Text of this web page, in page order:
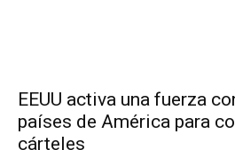
EEUU activa una fuerza
países de América para
cárteles